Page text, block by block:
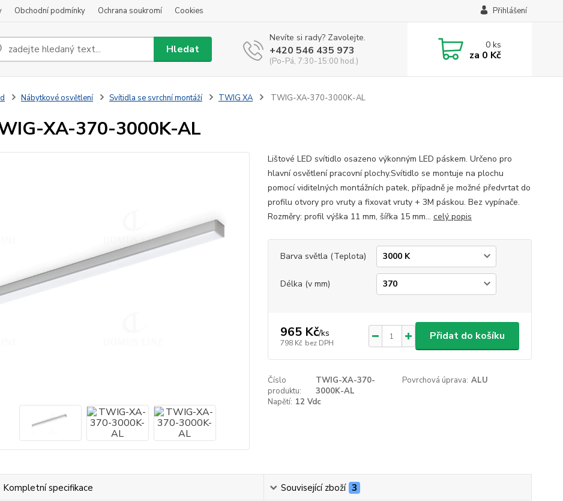
Obchodní podmínky Ochrana soukromí Cookies Přihlášení
Hledat
Nevíte si rady? Zavolejte.
+420 546 435 973
(Po-Pá, 7:30-15:00 hod.)
0ks
za 0 Kč
Nábytkové osvětlení Svítidla se svrchní montáží TWIG XA TWIG-XA-370-3000K-AL
XA-370-3000K-AL
Lištové LED svítidlo osazeno výkonným LED páskem. Určeno pro
hlavní osvětlení pracovní plochy.Svítidlo se montuje na plochu
pomocí viditelných montážních patek, případně je možné předvrtat do
profilu otvory pro vruty a fixovat vruty + 3M páskou. Bez vypínače.
Rozměry: profil výška 11 mm, šířka 15 mm... celý popis
Barva světla (Teplota)
Délka (v mm)
965 Kč/ks
798 Kč bez DPH
Přidat do košíku
Číslo
produktu:
TWIG-XA-370-
3000K-AL
Povrchová úprava: ALU
Napětí: 12 Vdc
Kompletní specifikace Související zboží 3